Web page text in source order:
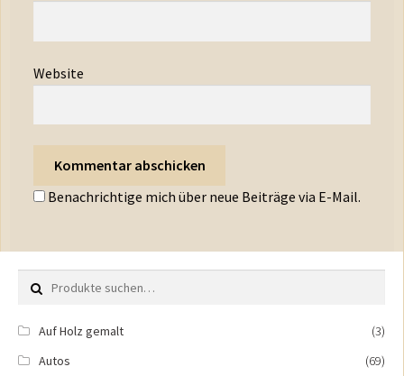
Website
Benachrichtige mich über neue Beiträge via E-Mail.
Suche nach:
Auf Holz gemalt
(3)
Autos
(69)